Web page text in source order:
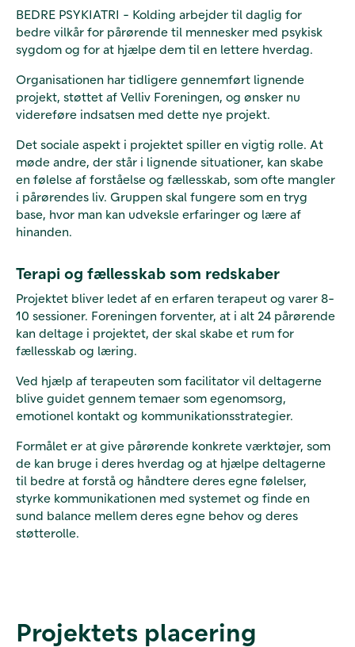
BEDRE PSYKIATRI - Kolding arbejder til daglig for
bedre vilkår for pårørende til mennesker med psykisk
sygdom og for at hjælpe dem til en lettere hverdag.
Organisationen har tidligere gennemført lignende
projekt, støttet af Velliv Foreningen, og ønsker nu
videreføre indsatsen med dette nye projekt.
Det sociale aspekt i projektet spiller en vigtig rolle. At
møde andre, der står i lignende situationer, kan skabe
en følelse af forståelse og fællesskab, som ofte mangler
i pårørendes liv. Gruppen skal fungere som en tryg
base, hvor man kan udveksle erfaringer og lære af
hinanden.
Terapi og fællesskab som redskaber
Projektet bliver ledet af en erfaren terapeut og varer 8-
10 sessioner. Foreningen forventer, at i alt 24 pårørende
kan deltage i projektet, der skal skabe et rum for
fællesskab og læring.
Ved hjælp af terapeuten som facilitator vil deltagerne
blive guidet gennem temaer som egenomsorg,
emotionel kontakt og kommunikationsstrategier.
Formålet er at give pårørende konkrete værktøjer, som
de kan bruge i deres hverdag og at hjælpe deltagerne
til bedre at forstå og håndtere deres egne følelser,
styrke kommunikationen med systemet og finde en
sund balance mellem deres egne behov og deres
støtterolle.
Projektets placering